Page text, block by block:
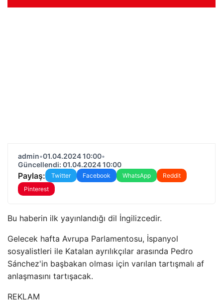
admin•01.04.2024 10:00•
Güncellendi: 01.04.2024 10:00
Paylaş: Twitter Facebook WhatsApp
Reddit
Pinterest
Bu haberin ilk yayınlandığı dil İngilizcedir.
Gelecek hafta Avrupa Parlamentosu, İspanyol
sosyalistleri ile Katalan ayrılıkçılar arasında Pedro
Sánchez'in başbakan olması için varılan tartışmalı af
anlaşmasını tartışacak.
REKLAM